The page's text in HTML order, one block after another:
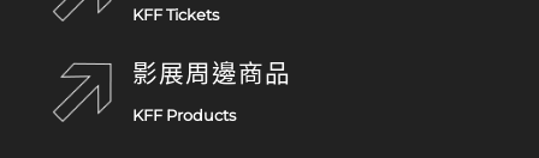
KFF Tickets
影展周邊商品
KFF Products